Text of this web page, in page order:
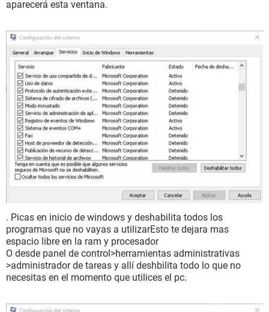
aparecerá esta ventana.
. Picas en inicio de windows y deshabilita todos los
programas que no vayas a utilizarEsto te dejara mas
espacio libre en la ram y procesador
O desde panel de control>herramientas administrativas
>administrador de tareas y allí deshbilita todo lo que no
necesitas en el momento que utilices el pc.